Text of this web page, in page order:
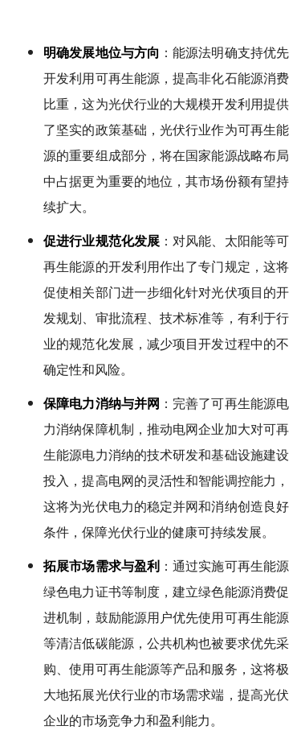
明确发展地位与方向 ：能源法明确支持优先
开发利用可再生能源，提高非化石能源消费
比重，这为光伏行业的大规模开发利用提供
了坚实的政策基础，光伏行业作为可再生能
源的重要组成部分，将在国家能源战略布局
中占据更为重要的地位，其市场份额有望持
续扩大。
促进行业规范化发展 ：对风能、太阳能等可
再生能源的开发利用作出了专门规定，这将
促使相关部门进一步细化针对光伏项目的开
发规划、审批流程、技术标准等，有利于行
业的规范化发展，减少项目开发过程中的不
确定性和风险。
保障电力消纳与并网 ：完善了可再生能源电
力消纳保障机制，推动电网企业加大对可再
生能源电力消纳的技术研发和基础设施建设
投入，提高电网的灵活性和智能调控能力，
这将为光伏电力的稳定并网和消纳创造良好
条件，保障光伏行业的健康可持续发展。
拓展市场需求与盈利 ：通过实施可再生能源
绿色电力证书等制度，建立绿色能源消费促
进机制，鼓励能源用户优先使用可再生能源
等清洁低碳能源，公共机构也被要求优先采
购、使用可再生能源等产品和服务，这将极
大地拓展光伏行业的市场需求端，提高光伏
企业的市场竞争力和盈利能力。